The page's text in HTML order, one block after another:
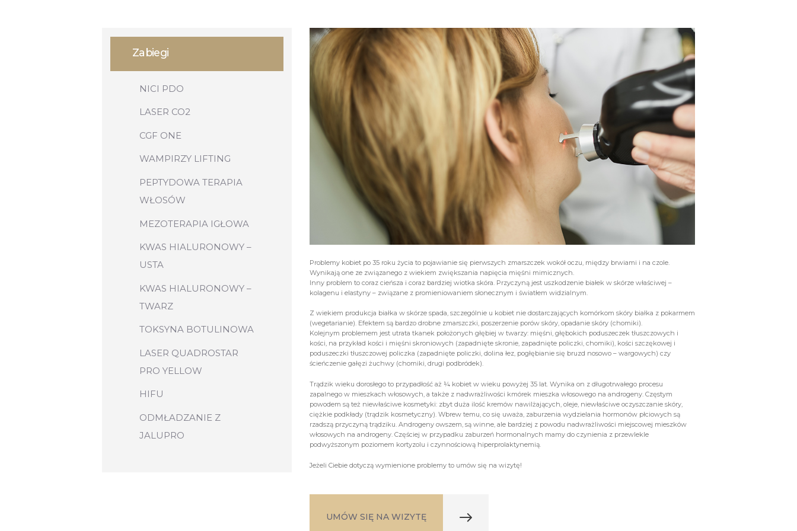
Problemy kobiet po 35 roku życia to pojawianie się pierwszych zmarszczek wokół oczu, między brwiami i na czole.
Wynikają one ze związanego z wiekiem zwiększania napięcia mięśni mimicznych.
Inny problem to coraz cieńsza i coraz bardziej wiotka skóra. Przyczyną jest uszkodzenie białek w skórze właściwej –
kolagenu i elastyny – związane z promieniowaniem słonecznym i światłem widzialnym.
Z wiekiem produkcja białka w skórze spada, szczególnie u kobiet nie dostarczających komórkom skóry białka z pokarmem
(wegetarianie). Efektem są bardzo drobne zmarszczki, poszerzenie porów skóry, opadanie skóry (chomiki).
Kolejnym problemem jest utrata tkanek położonych głębiej w twarzy: mięśni, głębokich poduszeczek tłuszczowych i
kości, na przykład kości i mięśni skroniowych (zapadnięte skronie, zapadnięte policzki, chomiki), kości szczękowej i
poduszeczki tłuszczowej policzka (zapadnięte policzki, dolina łez, pogłębianie się bruzd nosowo – wargowych) czy
ścieńczenie gałęzi żuchwy (chomiki, drugi podbródek).
Trądzik wieku dorosłego to przypadłość aż ¼ kobiet w wieku powyżej 35 lat. Wynika on z długotrwałego procesu
zapalnego w mieszkach włosowych, a także z nadwrażliwości kmórek mieszka włosowego na androgeny. Częstym
powodem są też niewłaściwe kosmetyki: zbyt duża ilość kremów nawilżających, oleje, niewłaściwe oczyszczanie skóry,
ciężkie podkłady (trądzik kosmetyczny). Wbrew temu, co się uważa, zaburzenia wydzielania hormonów płciowych są
rzadszą przyczyną trądziku. Androgeny owszem, są winne, ale bardziej z powodu nadwrażliwości miejscowej mieszków
włosowych na androgeny. Częściej w przypadku zaburzeń hormonalnych mamy do czynienia z przewlekle
podwyższonym poziomem kortyzolu i czynnościową hiperprolaktynemią.
Jeżeli Ciebie dotyczą wymienione problemy to umów się na wizytę!
UMÓW SIĘ NA WIZYTĘ
Zabiegi
NICI PDO
LASER CO2
CGF ONE
WAMPIRZY LIFTING
PEPTYDOWA TERAPIA
WŁOSÓW
MEZOTERAPIA IGŁOWA
KWAS HIALURONOWY –
USTA
KWAS HIALURONOWY –
TWARZ
TOKSYNA BOTULINOWA
​LASER QUADROSTAR
PRO YELLOW
HIFU
ODMŁADZANIE Z
JALUPRO